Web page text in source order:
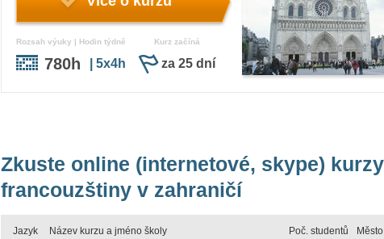
Rozsah výuky | Hodin týdně
780h | 5x4h
Kurz začíná
za 25 dní
Zkuste online (internetové, skype)
francouzštiny v zahraničí
Jazyk Název kurzu a jméno školy Poč. studentů Město